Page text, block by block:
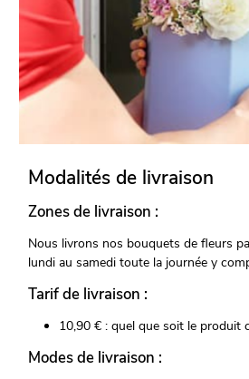
Modalités de livraison
Zones de livraison :
Nous livrons nos bouquets de fleurs
lundi au samedi toute la journée y
Tarif de livraison :
10,90 € : quel que soit le produit
Modes de livraison :